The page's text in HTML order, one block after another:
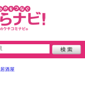
居酒屋